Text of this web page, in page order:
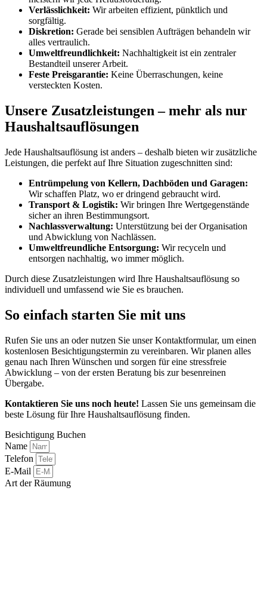
Verlässlichkeit: Wir arbeiten effizient, pünktlich und
sorgfältig.
Diskretion: Gerade bei sensiblen Aufträgen behandeln wir
alles vertraulich.
Umweltfreundlichkeit: Nachhaltigkeit ist ein zentraler
Bestandteil unserer Arbeit.
Feste Preisgarantie: Keine Überraschungen, keine
versteckten Kosten.
Unsere Zusatzleistungen – mehr als nur
Haushaltsauflösungen
Jede Haushaltsauflösung ist anders – deshalb bieten wir zusätzliche
Leistungen, die perfekt auf Ihre Situation zugeschnitten sind:
Entrümpelung von Kellern, Dachböden und Garagen:
Wir schaffen Platz, wo er dringend gebraucht wird.
Transport & Logistik: Wir bringen Ihre Wertgegenstände
sicher an ihren Bestimmungsort.
Nachlassverwaltung: Unterstützung bei der Organisation
und Abwicklung von Nachlässen.
Umweltfreundliche Entsorgung: Wir recyceln und
entsorgen nachhaltig, wo immer möglich.
Durch diese Zusatzleistungen wird Ihre Haushaltsauflösung so
individuell und umfassend wie Sie es brauchen.
So einfach starten Sie mit uns
Rufen Sie uns an oder nutzen Sie unser Kontaktformular, um einen
kostenlosen Besichtigungstermin zu vereinbaren. Wir planen alles
genau nach Ihren Wünschen und sorgen für eine stressfreie
Abwicklung – von der ersten Beratung bis zur besenreinen
Übergabe.
Kontaktieren Sie uns noch heute! Lassen Sie uns gemeinsam die
beste Lösung für Ihre Haushaltsauflösung finden.
Besichtigung Buchen
Name
Telefon
E-Mail
Art der Räumung